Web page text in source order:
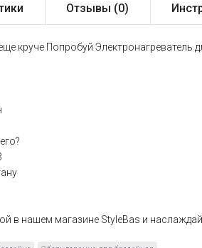
Отзывы (0)
круче Попробуй Электронагреватель
в нашем магазине StyleBas и